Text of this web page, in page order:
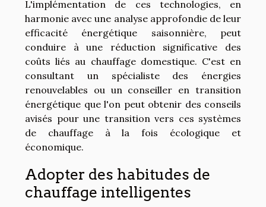
L'implémentation de ces technologies, en
harmonie avec une analyse approfondie de leur
efficacité énergétique saisonnière, peut
conduire à une réduction significative des
coûts liés au chauffage domestique. C'est en
consultant un spécialiste des énergies
renouvelables ou un conseiller en transition
énergétique que l'on peut obtenir des conseils
avisés pour une transition vers ces systèmes
de chauffage à la fois écologique et
économique.
Adopter des habitudes de
chauffage intelligentes